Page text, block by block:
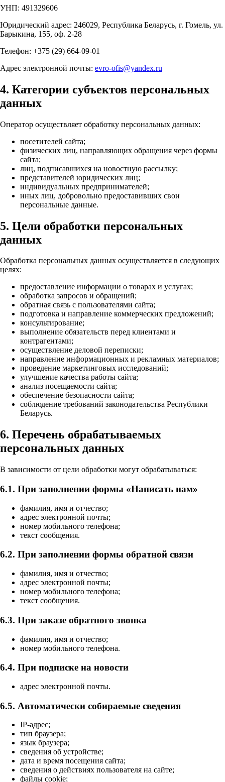
УНП: 491329606
Юридический адрес: 246029, Республика Беларусь, г. Гомель, ул.
Барыкина, 155, оф. 2-28
Телефон: +375 (29) 664-09-01
Адрес электронной почты: evro-ofis@yandex.ru
4. Категории субъектов персональных
данных
Оператор осуществляет обработку персональных данных:
посетителей сайта;
физических лиц, направляющих обращения через формы
сайта;
лиц, подписавшихся на новостную рассылку;
представителей юридических лиц;
индивидуальных предпринимателей;
иных лиц, добровольно предоставивших свои
персональные данные.
5. Цели обработки персональных
данных
Обработка персональных данных осуществляется в следующих
целях:
предоставление информации о товарах и услугах;
обработка запросов и обращений;
обратная связь с пользователями сайта;
подготовка и направление коммерческих предложений;
консультирование;
выполнение обязательств перед клиентами и
контрагентами;
осуществление деловой переписки;
направление информационных и рекламных материалов;
проведение маркетинговых исследований;
улучшение качества работы сайта;
анализ посещаемости сайта;
обеспечение безопасности сайта;
соблюдение требований законодательства Республики
Беларусь.
6. Перечень обрабатываемых
персональных данных
В зависимости от цели обработки могут обрабатываться:
6.1. При заполнении формы «Написать нам»
фамилия, имя и отчество;
адрес электронной почты;
номер мобильного телефона;
текст сообщения.
6.2. При заполнении формы обратной связи
фамилия, имя и отчество;
адрес электронной почты;
номер мобильного телефона;
текст сообщения.
6.3. При заказе обратного звонка
фамилия, имя и отчество;
номер мобильного телефона.
6.4. При подписке на новости
адрес электронной почты.
6.5. Автоматически собираемые сведения
IP-адрес;
тип браузера;
язык браузера;
сведения об устройстве;
дата и время посещения сайта;
сведения о действиях пользователя на сайте;
файлы cookie;